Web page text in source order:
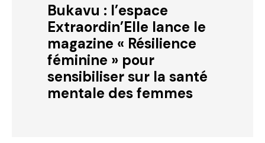
Bukavu : l’espace
Extraordin’Elle lance le
magazine « Résilience
féminine » pour
sensibiliser sur la santé
mentale des femmes